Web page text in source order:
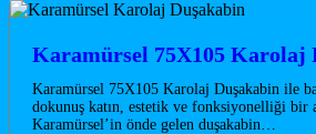
Karamürsel 75X105 Karolaj
Karamürsel 75X105 Karolaj Duşakabin ile
dokunuş katın, estetik ve fonksiyonelliği bir
Karamürsel’in önde gelen duşakabin…